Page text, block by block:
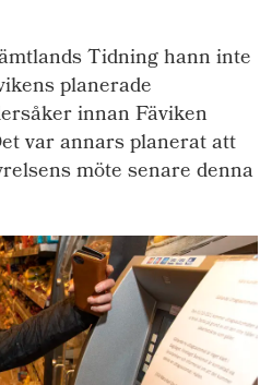
Tidning hann inte
planerade
innan Fäviken
var annars planerat att
möte senare denna